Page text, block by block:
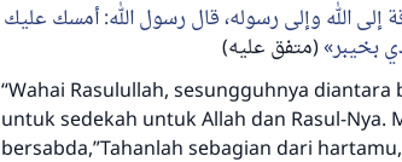
الله وإلى رسوله، قال رسول الله: أمسك عليك
بخيبر
(متفق عليه)
“Wahai Rasulullah, sesungguhnya
untuk sedekah untuk Allah dan Rasul-Nya.
bersabda,”Tahanlah sebagian dari